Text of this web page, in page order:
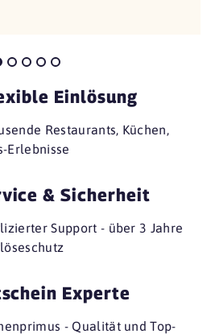
Einlösung
Restaurants, Küchen,
Erlebnisse
& Sicherheit
Support - über 3 Jahre
Experte
- Qualität und Top-